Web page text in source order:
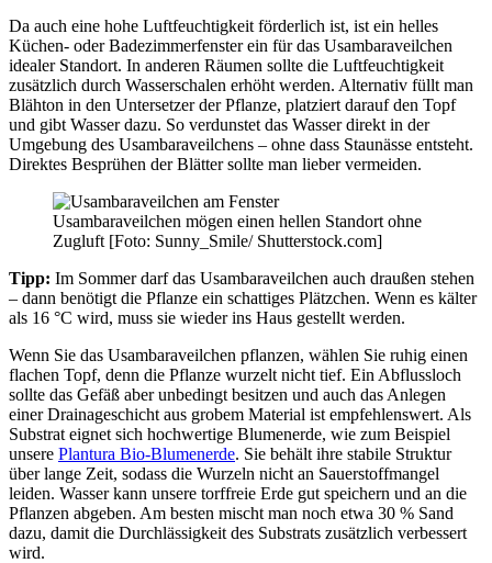
Da auch eine hohe Luftfeuchtigkeit förderlich ist, ist ein helles
Küchen- oder Badezimmerfenster ein für das Usambaraveilchen
idealer Standort. In anderen Räumen sollte die Luftfeuchtigkeit
zusätzlich durch Wasserschalen erhöht werden. Alternativ füllt man
Blähton in den Untersetzer der Pflanze, platziert darauf den Topf
und gibt Wasser dazu. So verdunstet das Wasser direkt in der
Umgebung des Usambaraveilchens – ohne dass Staunässe entsteht.
Direktes Besprühen der Blätter sollte man lieber vermeiden.
Usambaraveilchen mögen einen hellen Standort ohne
Zugluft [Foto: Sunny_Smile/ Shutterstock.com]
Tipp: Im Sommer darf das Usambaraveilchen auch draußen stehen
– dann benötigt die Pflanze ein schattiges Plätzchen. Wenn es kälter
als 16 °C wird, muss sie wieder ins Haus gestellt werden.
Wenn Sie das Usambaraveilchen pflanzen, wählen Sie ruhig einen
flachen Topf, denn die Pflanze wurzelt nicht tief. Ein Abflussloch
sollte das Gefäß aber unbedingt besitzen und auch das Anlegen
einer Drainageschicht aus grobem Material ist empfehlenswert. Als
Substrat eignet sich hochwertige Blumenerde, wie zum Beispiel
unsere Plantura Bio-Blumenerde. Sie behält ihre stabile Struktur
über lange Zeit, sodass die Wurzeln nicht an Sauerstoffmangel
leiden. Wasser kann unsere torffreie Erde gut speichern und an die
Pflanzen abgeben. Am besten mischt man noch etwa 30 % Sand
dazu, damit die Durchlässigkeit des Substrats zusätzlich verbessert
wird.